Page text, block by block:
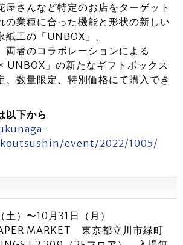
屋さんなど特定のお店をターゲット
の業種に合った機能と形状の新しい
紙工の「UNBOX」。
両者のコラボレーションによる
UNBOX」の新たなギフトボックス
、数量限定、特別価格にて購入でき
以下から
event/2022/1005/
土）〜10月31日（月）
MARKET 東京都立川市緑町